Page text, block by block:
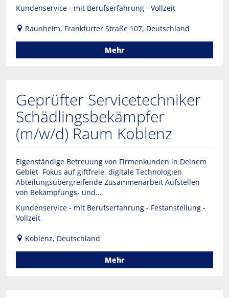
Kundenservice - mit Berufserfahrung - Vollzeit
Raunheim, Frankfurter Straße 107, Deutschland
Mehr
Geprüfter Servicetechniker
Schädlingsbekämpfer
(m/w/d) Raum Koblenz
Eigenständige Betreuung von Firmenkunden in Deinem
Gebiet Fokus auf giftfreie, digitale Technologien
Abteilungsübergreifende Zusammenarbeit Aufstellen
von Bekämpfungs- und...
Kundenservice - mit Berufserfahrung - Festanstellung -
Vollzeit
Koblenz, Deutschland
Mehr